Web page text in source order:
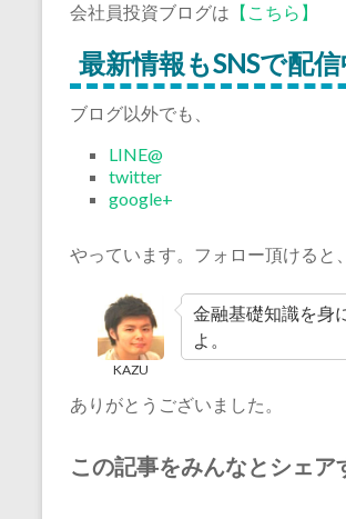
会社員投資ブログは 【こちら】
最新情報もSNSで配信
ブログ以外でも、
LINE@
twitter
google+
やっています。フォロー頂けると
KAZU
金融基礎知識を身
よ。
ありがとうございました。
この記事をみんなとシェア